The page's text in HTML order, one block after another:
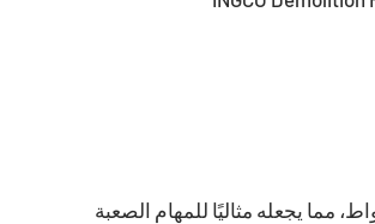
هذا المطرقة بقوة 1700 واط، مما يجعله مثاليًا للمهام الصعبة